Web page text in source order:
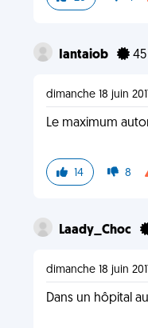
Iantaiob 45
dimanche 18 juin
Le maximum
14 8
Laady_Choc
dimanche 18 juin
Dans un hôpital